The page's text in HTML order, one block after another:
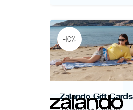
-10%
Zalando Gift Cards